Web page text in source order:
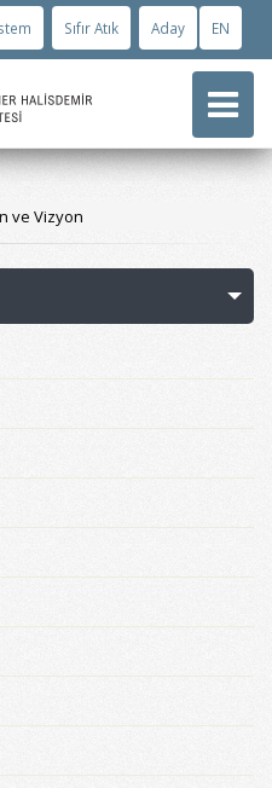
Sıfır Atık Aday EN
ve Vizyon